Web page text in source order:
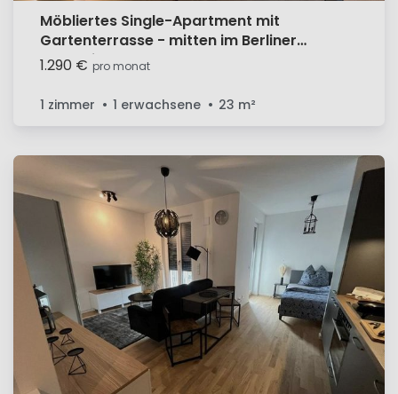
Möbliertes Single-Apartment mit
Gartenterrasse - mitten im Berliner
Szenekiez
1.290 € pro monat
1 zimmer 1 erwachsene 23 m²